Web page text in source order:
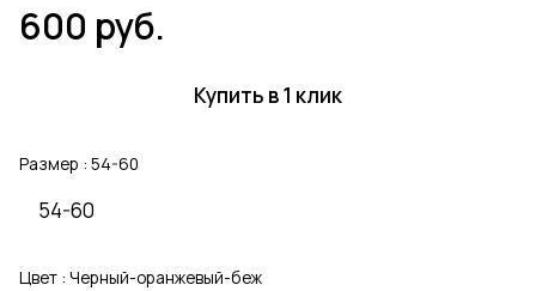
600 руб.
Купить в 1 клик
Размер : 54-60
54-60
Цвет : Черный-оранжевый-беж